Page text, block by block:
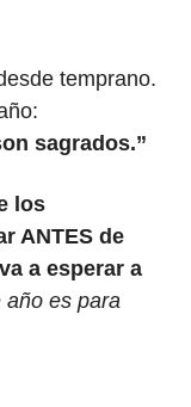
temprano.
sagrados.”
los
ANTES de
a esperar a
es para